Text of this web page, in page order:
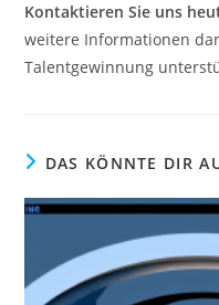
Kontaktieren Sie uns
weitere Informationen
Talentgewinnung
DAS KÖNNTE DIR